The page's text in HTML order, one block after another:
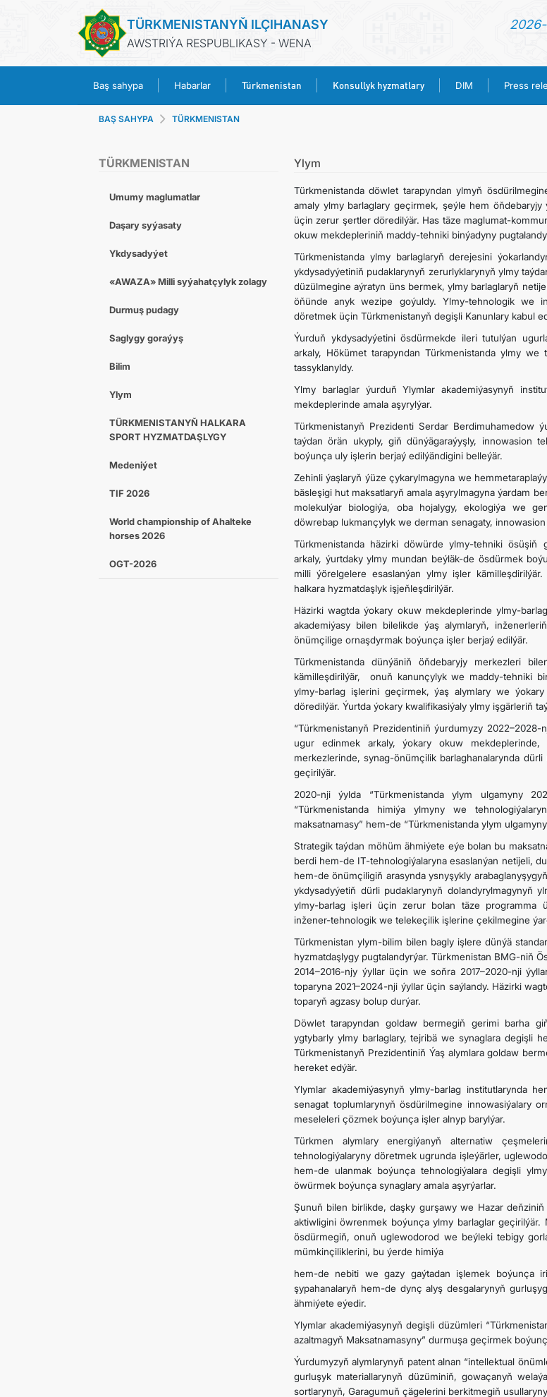
TÜRKMENISTANYŇ ILÇIHANASY
AWSTRIÝA RESPUBLIKASY - WENA
Baş sahypa Habarlar Türkmenistan Konsullyk hyzmatlary DIM Press
TÜRKMENISTAN
KONSULLYK HYZMATLARY
DIM
PRESS RELEASES &
ARAGATNAŞYK
BAŞ SAHYPA TÜRKMENISTAN
TÜRKMENISTAN
Umumy maglumatlar
Daşary syýasaty
Ykdysadyýet
«AWAZA» Milli syýahatçylyk zolagy
Durmuş pudagy
Saglygy goraýyş
Bilim
Ylym
TÜRKMENISTANYŇ HALKARA
SPORT HYZMATDAŞLYGY
Medeniýet
TIF 2026
World championship of Ahalteke
horses 2026
OGT-2026
Ylym
Türkmenistanda döwlet tarapyndan ylmyň
amaly ylmy barlaglary geçirmek, şeýle hem
üçin zerur şertler döredilýär. Has täze maglumat-
okuw mekdepleriniň maddy-tehniki binýadyny
Türkmenistanda ylmy barlaglaryň derejesini
ykdysadyýetiniň pudaklarynyň zerurlyklarynyň ylmy
düzülmegine aýratyn üns bermek, ylmy barlaglaryň
öňünde anyk wezipe goýuldy. Ylmy-tehnologik we
döretmek üçin Türkmenistanyň degişli Kanunlary kabul
Ýurduň ykdysadyýetini ösdürmekde ileri tutulýan
arkaly, Hökümet tarapyndan Türkmenistanda ylmy
tassyklanyldy.
Ylmy barlaglar ýurduň Ylymlar akademiýasynyň
mekdeplerinde amala aşyrylýar.
Türkmenistanyň Prezidenti Serdar Berdimuhamedow
taýdan örän ukyply, giň dünýägaraýyşly, innowasion
boýunça uly işlerin berjaý edilýändigini belleýär.
Zehinli ýaşlaryň ýüze çykarylmagyna we
bäsleşigi hut maksatlaryň amala aşyrylmagyna ýardam
molekulýar biologiýa, oba hojalygy, ekologiýa we
döwrebap lukmançylyk we derman senagaty,
Türkmenistanda häzirki döwürde ylmy-tehniki ösüşiň
arkaly, ýurtdaky ylmy mundan beýläk-de ösdürmek
milli ýörelgelere esaslanýan ylmy işler
halkara hyzmatdaşlyk işjeňleşdirilýär.
Häzirki wagtda ýokary okuw mekdeplerinde ylmy-
akademiýasy bilen bilelikde ýaş alymlaryň,
önümçilige ornaşdyrmak boýunça işler berjaý edilýär.
Türkmenistanda dünýäniň öňdebaryjy merkezleri
kämilleşdirilýär, onuň kanunçylyk we maddy-tehniki
ylmy-barlag işlerini geçirmek, ýaş alymlary we
döredilýär. Ýurtda ýokary kwalifikasiýaly ylmy işgärleriň
“Türkmenistanyň Prezidentiniň ýurdumyzy
ugur edinmek arkaly, ýokary okuw
merkezlerinde, synag-önümçilik barlaghanalarynda
geçirilýär.
2020-nji ýylda “Türkmenistanda ylym ulgamyny
“Türkmenistanda himiýa ylmyny we
maksatnamasy” hem-de “Türkmenistanda ylym
Strategik taýdan möhüm ähmiýete eýe bolan bu
berdi hem-de IT-tehnologiýalaryna esaslanýan netijeli,
hem-de önümçiligiň arasynda ysnyşykly
ykdysadyýetiň dürli pudaklarynyň dolandyrylmagynyň
ylmy-barlag işleri üçin zerur bolan täze programma
inžener-tehnologik we telekeçilik işlerine çekilmegine
Türkmenistan ylym-bilim bilen bagly işlere dünýä
hyzmatdaşlygy pugtalandyrýar. Türkmenistan BMG-niň
2014–2016-njy ýyllar üçin we soňra 2017–2020-nji
toparyna 2021–2024-nji ýyllar üçin saýlandy. Häzirki
toparyň agzasy bolup durýar.
Döwlet tarapyndan goldaw bermegiň gerimi barha
ygtybarly ylmy barlaglary, tejribä we synaglara degişli
Türkmenistanyň Prezidentiniň Ýaş alymlara goldaw
hereket edýär.
Ylymlar akademiýasynyň ylmy-barlag institutlarynda
senagat toplumlarynyň ösdürilmegine innowasiýalary
meseleleri çözmek boýunça işler alnyp barylýar.
Türkmen alymlary energiýanyň alternatiw
tehnologiýalaryny döretmek ugrunda işleýärler,
hem-de ulanmak boýunça tehnologiýalara degişli
öwürmek boýunça synaglary amala aşyrýarlar.
Şunuň bilen birlikde, daşky gurşawy we Hazar
aktiwligini öwrenmek boýunça ylmy barlaglar
ösdürmegiň, onuň uglewodorod we beýleki tebigy
mümkinçiliklerini, bu ýerde himiýa
hem-de nebiti we gazy gaýtadan işlemek boýunça
şypahanalaryň hem-de dynç alyş desgalarynyň
ähmiýete eýedir.
Ylymlar akademiýasynyň degişli düzümleri
azaltmagyň Maksatnamasyny” durmuşa geçirmek
Ýurdumyzyň alymlarynyň patent alnan “intellektual
gurluşyk materiallarynyň düzüminiň, gowaçanyň
sortlarynyň, Garagumuň çägelerini berkitmegiň